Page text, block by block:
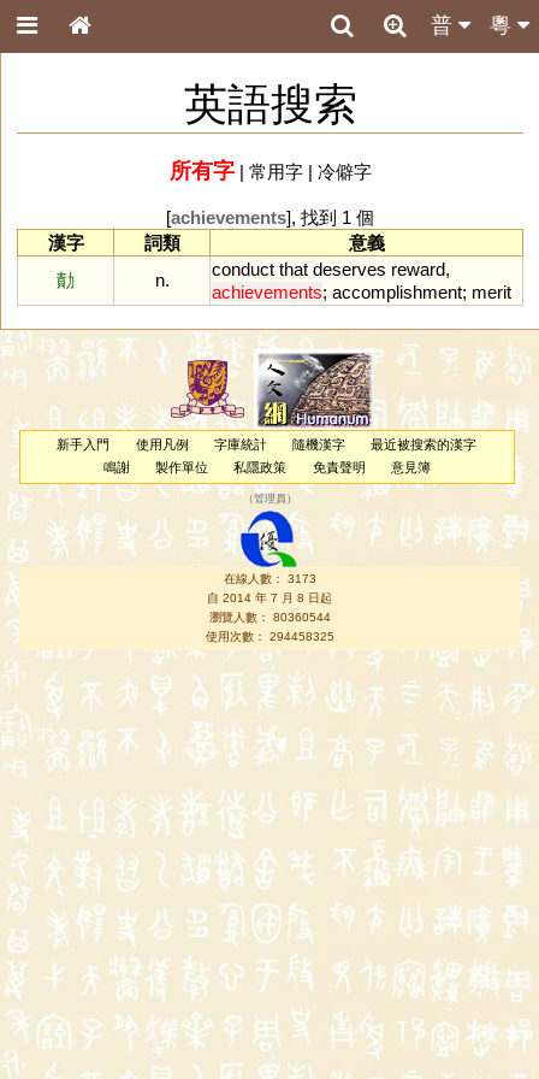
粵
普
英語搜索
所有字| 常用字| 冷僻字
[achievements], 找到 1 個
漢字
詞類
意義
勣
n.
conduct that deserves reward,
achievements; accomplishment; merit
新手入門 使用凡例 字庫統計 隨機漢字
最近被搜索的漢字
鳴謝
製作單位 私隱政策 免責聲明 意見簿
（管理員 ）
在線人數： 3173
自 2014 年 7 月 8 日起
瀏覽人數： 80360544
使用次數： 294458325